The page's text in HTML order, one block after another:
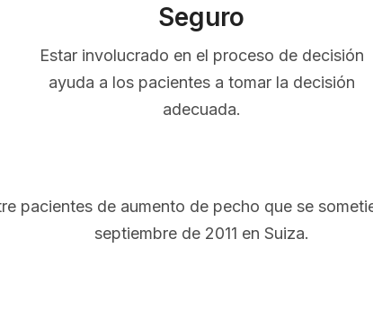
Seguro
Estar involucrado en el proceso de decisión
ayuda a los pacientes a tomar la decisión
adecuada.
pacientes de aumento de pecho que se
septiembre de 2011 en Suiza.